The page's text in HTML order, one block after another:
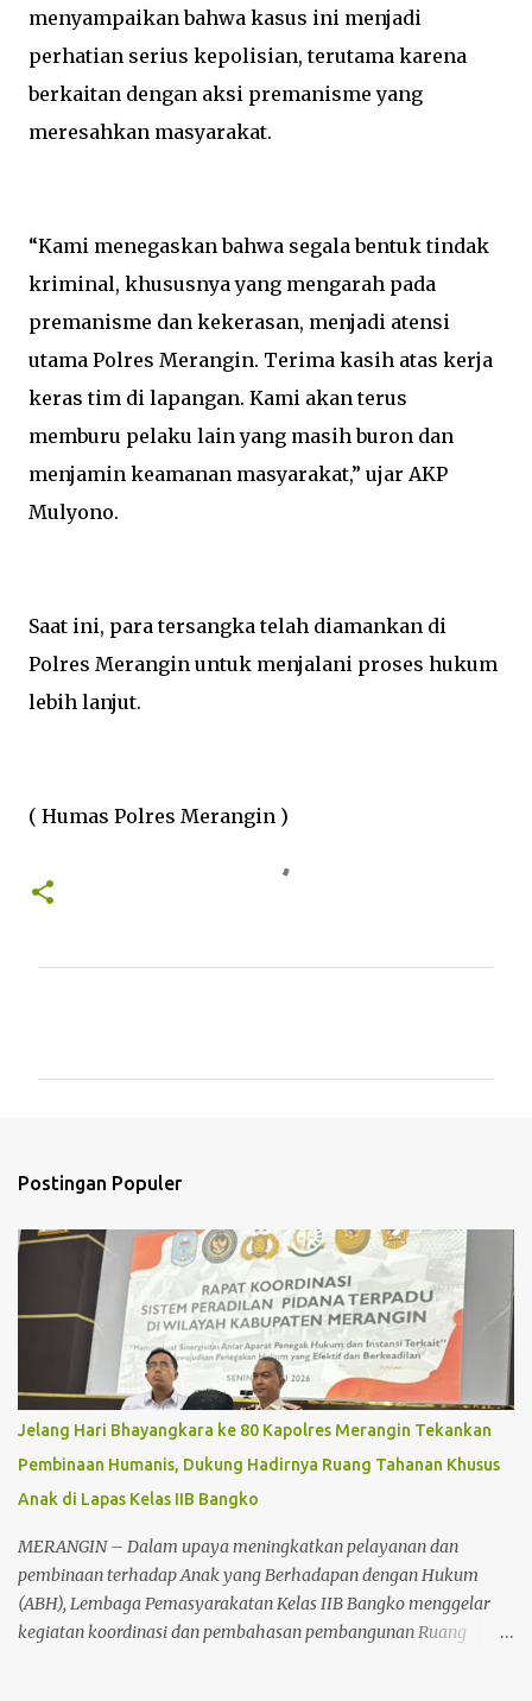
menyampaikan bahwa kasus ini menjadi
perhatian serius kepolisian, terutama karena
berkaitan dengan aksi premanisme yang
meresahkan masyarakat.
“Kami menegaskan bahwa segala bentuk tindak
kriminal, khususnya yang mengarah pada
premanisme dan kekerasan, menjadi atensi
utama Polres Merangin. Terima kasih atas kerja
keras tim di lapangan. Kami akan terus
memburu pelaku lain yang masih buron dan
menjamin keamanan masyarakat,” ujar AKP
Mulyono.
Saat ini, para tersangka telah diamankan di
Polres Merangin untuk menjalani proses hukum
lebih lanjut.
( Humas Polres Merangin )
r
Postingan Populer
Jelang Hari Bhayangkara ke 80 Kapolres Merangin Tekankan
Pembinaan Humanis, Dukung Hadirnya Ruang Tahanan Khusus
Anak di Lapas Kelas IIB Bangko
MERANGIN – Dalam upaya meningkatkan pelayanan dan
pembinaan terhadap Anak yang Berhadapan dengan Hukum
(ABH), Lembaga Pemasyarakatan Kelas IIB Bangko menggelar
kegiatan koordinasi dan pembahasan pembangunan Ruang